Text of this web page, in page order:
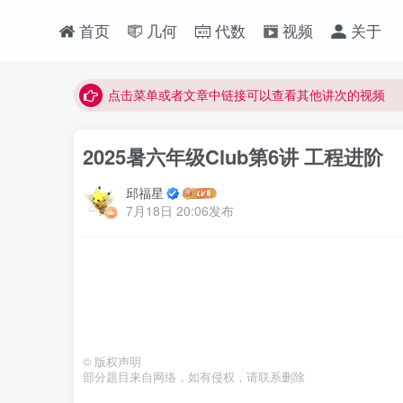
首页 几何 代数 视频 关于
最近网站被攻击导致速度非常慢，目前已恢复正常
点击菜单或者文章中链接可以查看其他讲次的视频
视频无法观看的微信发消息给邱老师重置即可
2025暑六年级Club第6讲 工程进阶
邱福星
7月18日 20:06发布
© 版权声明
部分题目来自网络，如有侵权，请联系删除